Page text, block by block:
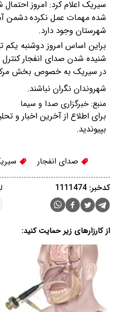
سیریک اعلام کرد: امروز
شده مهمات عمل نکرده دشمن
شهرستان وجود دارد.
شنیده شدن صدای انفجار
در سیریک به خصوص بخش
شهروندان نگران نباشند.
منبع: خبرگزاری صدا و سیما
برای اطلاع از آخرین اخبار و
بپیوندید.
صدای انفجار
کدخبر: 1111474
از کارزارهای زیر حمایت کنید: